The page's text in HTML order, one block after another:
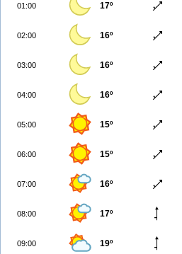
01:00 17º
02:00 16º
03:00 16º
04:00 16º
05:00 15º
06:00 15º
07:00 16º
08:00 17º
09:00 19º